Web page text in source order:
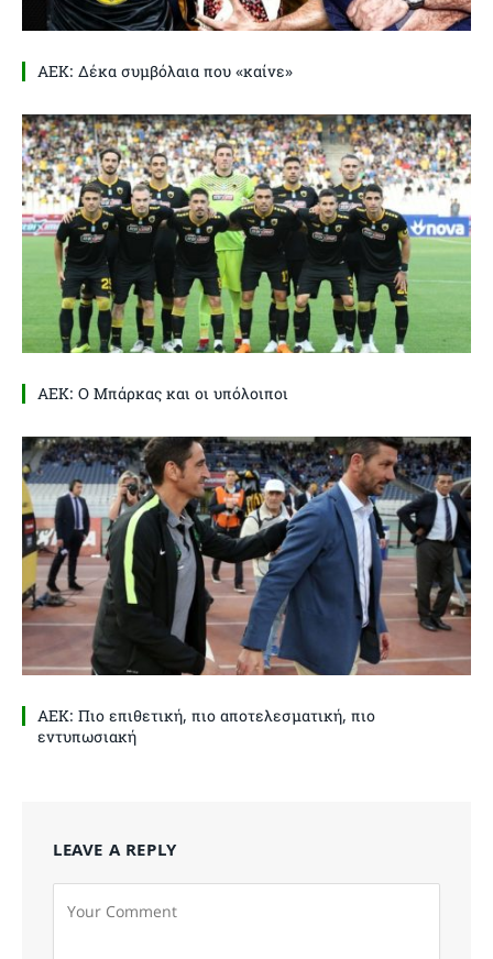
ΑΕΚ: Δέκα συμβόλαια που «καίνε»
ΑΕΚ: Ο Μπάρκας και οι υπόλοιποι
ΑΕΚ: Πιο επιθετική, πιο αποτελεσματική, πιο
εντυπωσιακή
LEAVE A REPLY